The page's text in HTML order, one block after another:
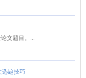
文题目。...
选题技巧